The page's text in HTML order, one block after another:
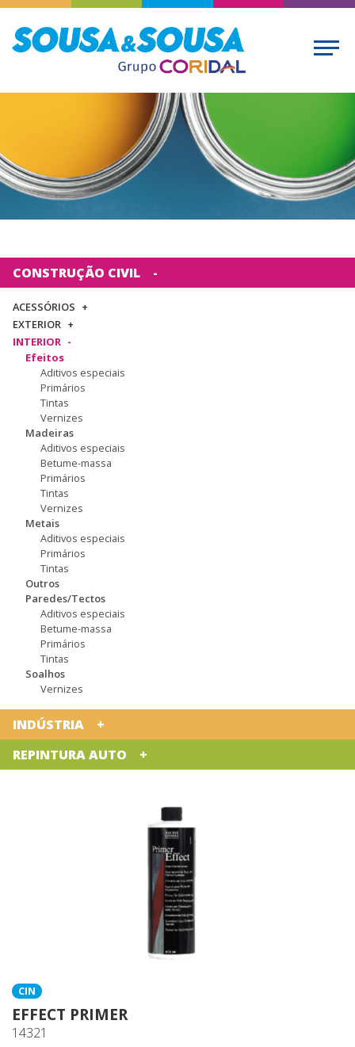
CONSTRUÇÃO CIVIL
ACESSÓRIOS
EXTERIOR
INTERIOR
Efeitos
Aditivos especiais
Primários
Tintas
Vernizes
Madeiras
Aditivos especiais
Betume-massa
Primários
Tintas
Vernizes
Metais
Aditivos especiais
Primários
Tintas
Outros
Paredes/Tectos
Aditivos especiais
Betume-massa
Primários
Tintas
Soalhos
Vernizes
INDÚSTRIA
REPINTURA AUTO
CIN
EFFECT PRIMER
14321